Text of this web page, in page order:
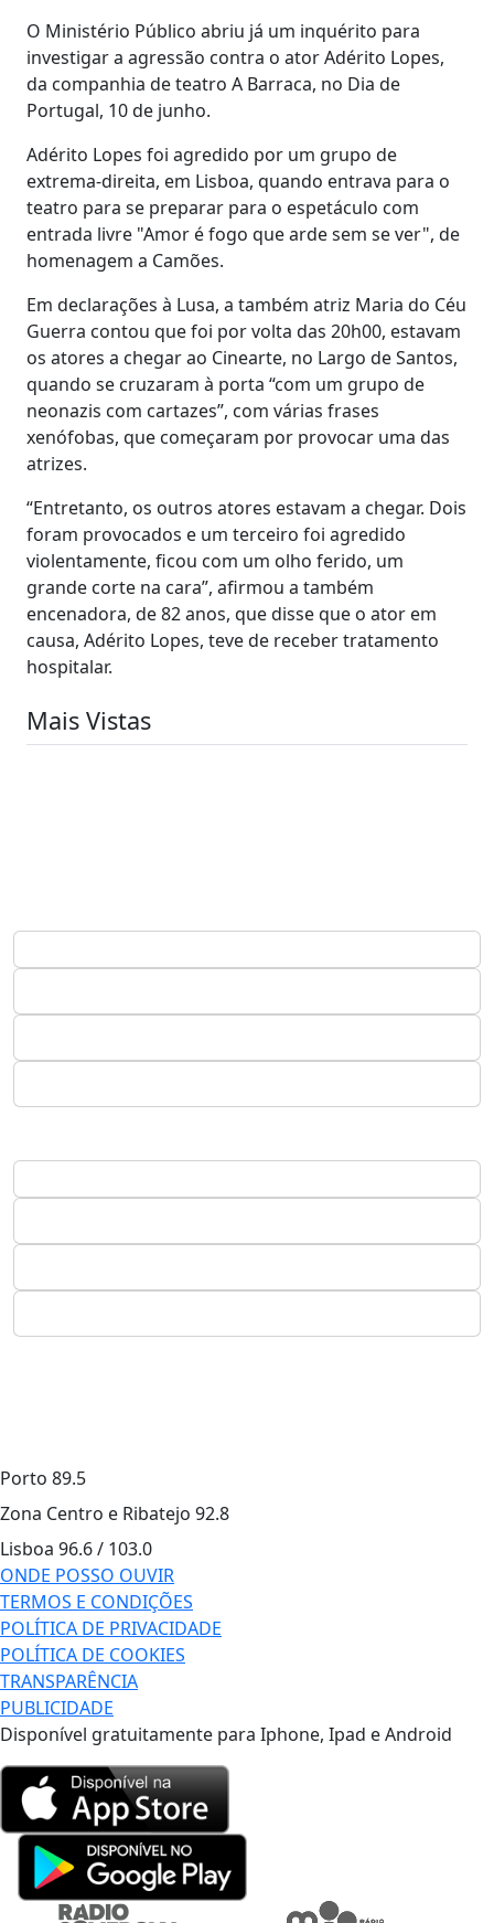
O Ministério Público abriu já um inquérito para
investigar a agressão contra o ator Adérito Lopes,
da companhia de teatro A Barraca, no Dia de
Portugal, 10 de junho.
Adérito Lopes foi agredido por um grupo de
extrema-direita, em Lisboa, quando entrava para o
teatro para se preparar para o espetáculo com
entrada livre "Amor é fogo que arde sem se ver", de
homenagem a Camões.
Em declarações à Lusa, a também atriz Maria do Céu
Guerra contou que foi por volta das 20h00, estavam
os atores a chegar ao Cinearte, no Largo de Santos,
quando se cruzaram à porta “com um grupo de
neonazis com cartazes”, com várias frases
xenófobas, que começaram por provocar uma das
atrizes.
“Entretanto, os outros atores estavam a chegar. Dois
foram provocados e um terceiro foi agredido
violentamente, ficou com um olho ferido, um
grande corte na cara”, afirmou a também
encenadora, de 82 anos, que disse que o ator em
causa, Adérito Lopes, teve de receber tratamento
hospitalar.
Mais Vistas
Porto 89.5
Zona Centro e Ribatejo 92.8
Lisboa 96.6 / 103.0
ONDE POSSO OUVIR
TERMOS E CONDIÇÕES
POLÍTICA DE PRIVACIDADE
POLÍTICA DE COOKIES
TRANSPARÊNCIA
PUBLICIDADE
Disponível gratuitamente para Iphone, Ipad e Android